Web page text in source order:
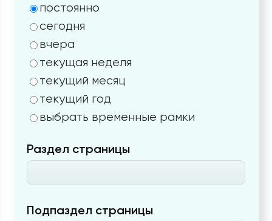
постоянно
сегодня
вчера
текущая неделя
текущий месяц
текущий год
выбрать временные рамки
Раздел страницы
Подпаздел страницы